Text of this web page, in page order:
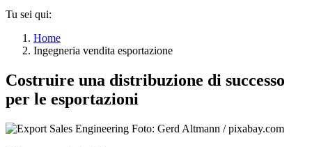
Tu sei qui:
Home
Ingegneria vendita esportazione
Costruire una distribuzione di successo
per le esportazioni